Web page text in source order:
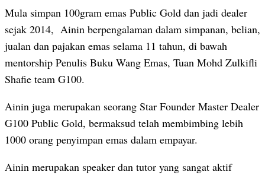
Mula simpan 100gram emas Public Gold dan jadi dealer
sejak 2014, Ainin berpengalaman dalam simpanan, belian,
jualan dan pajakan emas selama 11 tahun, di bawah
mentorship Penulis Buku Wang Emas, Tuan Mohd Zulkifli
Shafie team G100.
Ainin juga merupakan seorang Star Founder Master Dealer
G100 Public Gold, bermaksud telah membimbing lebih
1000 orang penyimpan emas dalam empayar.
Ainin merupakan speaker dan tutor yang sangat aktif